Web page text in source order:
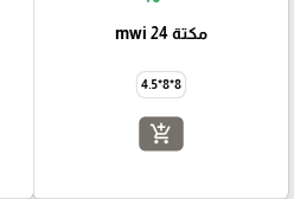
مكتة mwi 24
8*8*4.5
add_shopping_cart